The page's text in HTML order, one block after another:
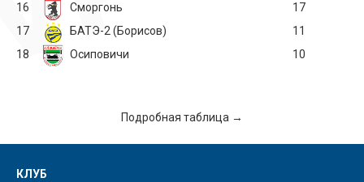
16
Сморгонь
17
17
БАТЭ-2 (Борисов)
11
18
Осиповичи 10
Подробная таблица →
КЛУБ